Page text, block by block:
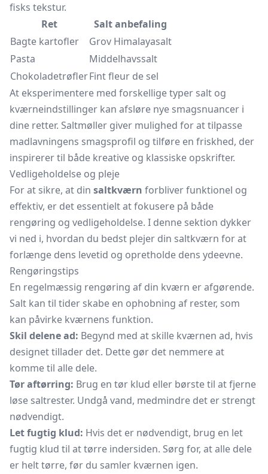
fisks tekstur.
Ret
Salt anbefaling
Bagte kartofler
Grov Himalayasalt
Pasta
Middelhavssalt
ChokoladetrøflerFint fleur de sel
At eksperimentere med forskellige typer salt og
kværneindstillinger kan afsløre nye smagsnuancer i
dine retter. Saltmøller giver mulighed for at tilpasse
madlavningens smagsprofil og tilføre en friskhed, der
inspirerer til både kreative og klassiske opskrifter.
Vedligeholdelse og pleje
For at sikre, at din saltkværn forbliver funktionel og
effektiv, er det essentielt at fokusere på både
rengøring og vedligeholdelse. I denne sektion dykker
vi ned i, hvordan du bedst plejer din saltkværn for at
forlænge dens levetid og opretholde dens ydeevne.
Rengøringstips
En regelmæssig rengøring af din kværn er afgørende.
Salt kan til tider skabe en ophobning af rester, som
kan påvirke kværnens funktion.
Skil delene ad: Begynd med at skille kværnen ad, hvis
designet tillader det. Dette gør det nemmere at
komme til alle dele.
Tør aftørring: Brug en tør klud eller børste til at fjerne
løse saltrester. Undgå vand, medmindre det er strengt
nødvendigt.
Let fugtig klud: Hvis det er nødvendigt, brug en let
fugtig klud til at tørre indersiden. Sørg for, at alle dele
er helt tørre, før du samler kværnen igen.